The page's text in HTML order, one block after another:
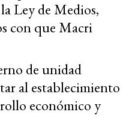
Ley de Medios,
con que Macri
de unidad
al establecimiento
económico y